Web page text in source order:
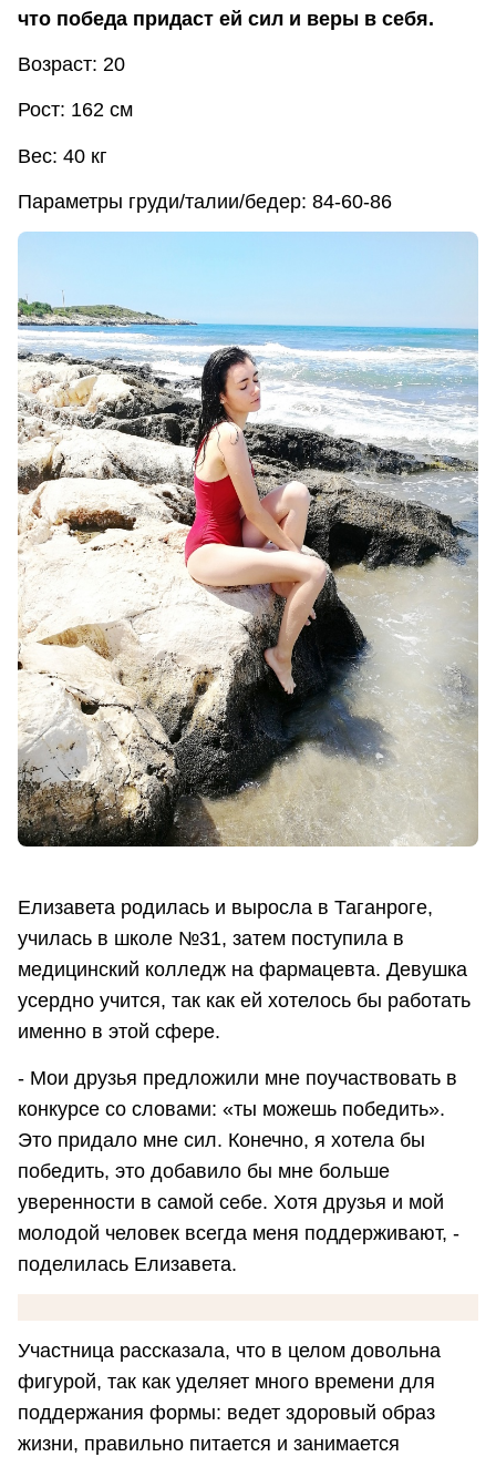
что победа придаст ей сил и веры в себя.
Возраст: 20
Рост: 162 см
Вес: 40 кг
Параметры груди/талии/бедер: 84-60-86
Елизавета родилась и выросла в Таганроге,
училась в школе №31, затем поступила в
медицинский колледж на фармацевта. Девушка
усердно учится, так как ей хотелось бы работать
именно в этой сфере.
- Мои друзья предложили мне поучаствовать в
конкурсе со словами: «ты можешь победить».
Это придало мне сил. Конечно, я хотела бы
победить, это добавило бы мне больше
уверенности в самой себе. Хотя друзья и мой
молодой человек всегда меня поддерживают, -
поделилась Елизавета.
Участница рассказала, что в целом довольна
фигурой, так как уделяет много времени для
поддержания формы: ведет здоровый образ
жизни, правильно питается и занимается